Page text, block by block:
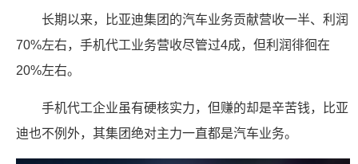
长期以来，比亚迪集团的汽车业务贡献营收一半、利润
70%左右，手机代工业务营收尽管过4成，但利润徘徊在
20%左右。
手机代工企业虽有硬核实力，但赚的却是辛苦钱，比亚
迪也不例外，其集团绝对主力一直都是汽车业务。